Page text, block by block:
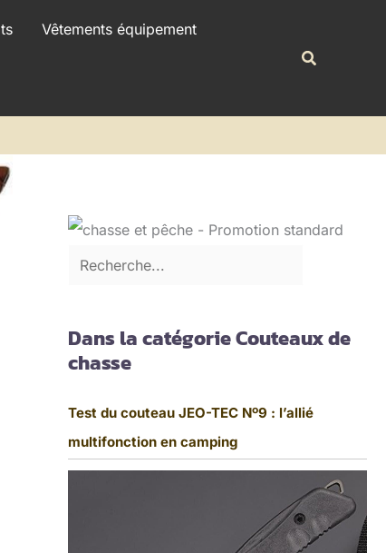
Vêtements équipement
r
h
Dans la catégorie Couteaux de
chasse
Test du couteau JEO-TEC Nº9 : l’allié
multifonction en camping